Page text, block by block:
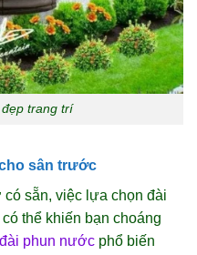
trang trí
sân trước
sẵn, việc lựa chọn đài
thể khiến bạn choáng
đài phun nước phổ biến